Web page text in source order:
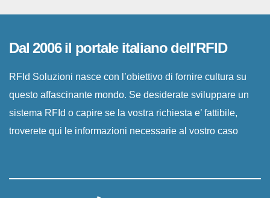
Dal 2006 il portale italiano dell'RFID
RFId Soluzioni nasce con l’obiettivo di fornire cultura su
questo affascinante mondo. Se desiderate sviluppare un
sistema RFId o capire se la vostra richiesta e’ fattibile,
troverete qui le informazioni necessarie al vostro caso